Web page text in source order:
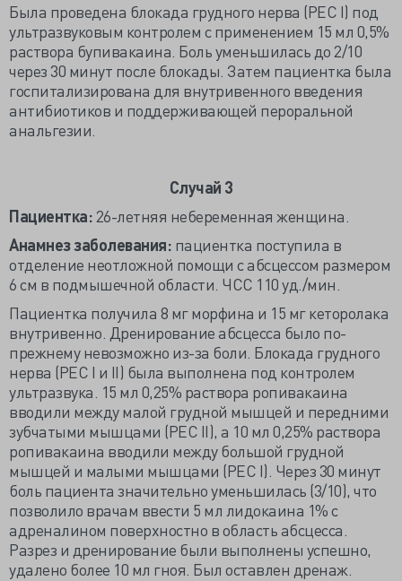
Была проведена блокада грудного нерва (РЕС I) под
ультразвуковым контролем с применением 15 мл 0,5%
раствора бупивакаина. Боль уменьшилась до 2/10
через 30 минут после блокады. Затем пациентка была
госпитализирована для внутривенного введения
антибиотиков и поддерживающей пероральной
анальгезии.
Случай 3
Пациентка: 26-летняя небеременная женщина.
Анамнез заболевания: пациентка поступила в
отделение неотложной помощи с абсцессом размером
6 см в подмышечной области. ЧСС 110 уд./мин.
Пациентка получила 8 мг морфина и 15 мг кеторолака
внутривенно. Дренирование абсцесса было по-
прежнему невозможно из-за боли. Блокада грудного
нерва (РЕС I и II) была выполнена под контролем
ультразвука. 15 мл 0,25% раствора ропивакаина
вводили между малой грудной мышцей и передними
зубчатыми мышцами (РЕС II), а 10 мл 0,25% раствора
ропивакаина вводили между большой грудной
мышцей и малыми мышцами (PEC I). Через 30 минут
боль пациента значительно уменьшилась (3/10), что
позволило врачам ввести 5 мл лидокаина 1% с
адреналином поверхностно в область абсцесса.
Разрез и дренирование были выполнены успешно,
удалено более 10 мл гноя. Был оставлен дренаж.